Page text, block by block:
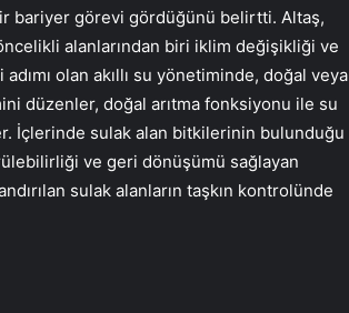
bariyer görevi gördüğünü belirtti. Altaş,
alanlarından biri iklim değişikliği ve
olan akıllı su yönetiminde, doğal veya
düzenler, doğal arıtma fonksiyonu ile su
İçlerinde sulak alan bitkilerinin bulunduğu
ve geri dönüşümü sağlayan
sulak alanların taşkın kontrolünde